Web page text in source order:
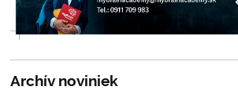
Archív noviniek